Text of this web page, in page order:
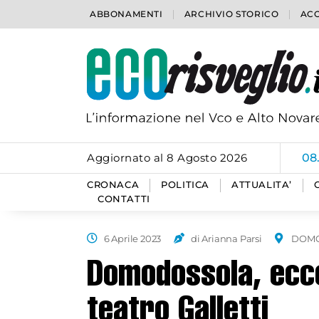
ABBONAMENTI ARCHIVIO STORICO
Aggiornato al 8 Agosto 2026
CRONACA POLITICA ATTUALITA’
CONTATTI
6 Aprile 2023 di Arianna Parsi
Domodossola,